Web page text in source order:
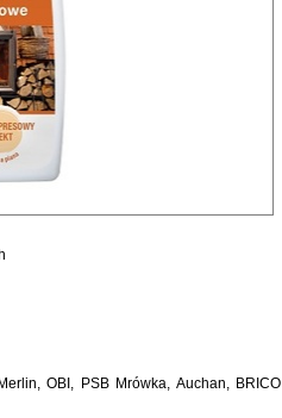
OBI, PSB Mrówka, Auchan, BRICO